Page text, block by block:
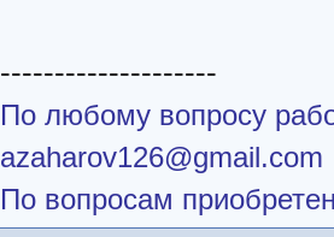
--------------------
По любому вопросу
azaharov126@gmail.com
По вопросам